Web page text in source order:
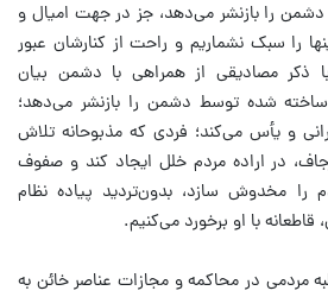
را بازنشر می‌دهد، جز در جهت امیال و
را سبک نشماریم و راحت از کنارشان عبور
ذکر مصادیقی از همراهی با دشمن بیان
شده توسط دشمن را بازنشر می‌دهد؛
و یأس می‌کند؛ فردی که مذبوحانه تلاش
در اراده مردم خلل ایجاد کند و صفوف
را مخدوش سازد، بدون‌تردید پیاده نظام
با او برخورد می‌کنیم.
مردمی در محاکمه و مجازات عناصر خائن به